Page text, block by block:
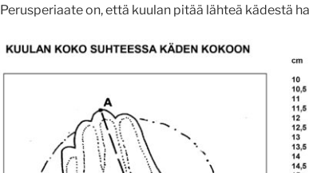
Perusperiaate on, että kuulan pitää lähteä kädestä